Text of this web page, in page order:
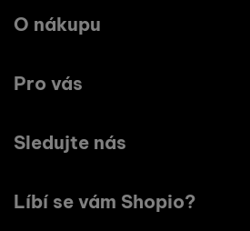
O nákupu
Jak nakupovat
Zásady ochrany osobních údajů
Pro vás
O nás
Sledujte nás
Instagram
Líbí se vám Shopio?